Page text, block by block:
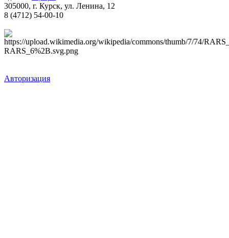
305000, г. Курск, ул. Ленина, 12
8 (4712) 54-00-10
Авторизация